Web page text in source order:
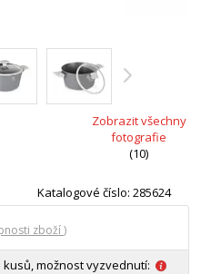
Zobrazit všechny
fotografie
(10)
Katalogové číslo: 285624
zboží )
kusů, možnost vyzvednutí: